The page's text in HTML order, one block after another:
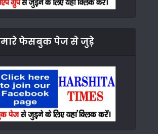
फेसबुक पेज से जुड़े